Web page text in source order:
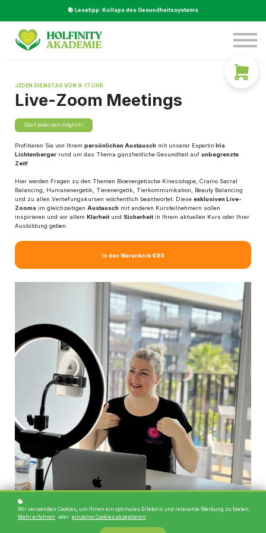
📚 Lesetipp: Kollaps des Gesundheitssystems
Service
Über Uns
JEDEN DIENSTAG VON 9-17 UHR
Live-Zoom Meetings
Start jederzeit möglich!
Profitieren Sie von Ihrem persönlichen Austausch mit unserer Expertin Iris
Lichtenberger rund um das Thema ganzheitliche Gesundheit auf unbegrenzte
Zeit!
Hier werden Fragen zu den Themen Bioenergetische Kinesiologie, Cranio Sacral
Balancing, Humanenergetik, Tierenergetik, Tierkommunikation, Beauty Balancing
und zu allen Vertiefungskursen wöchentlich beantwortet. Diese exklusiven Live-
Zooms im gleichzeitigen Austausch mit anderen Kursteilnehmern sollen
inspirieren und vor allem Klarheitund Sicherheitin Ihrem aktuellen Kurs oder Ihrer
Ausbildung geben.
In den Warenkorb €99
Wir verwenden Cookies, um Ihnen ein optimales Erlebnis und relevante Werbung zu bieten.
Mehr erfahren oder einzelne Cookies akzeptieren .